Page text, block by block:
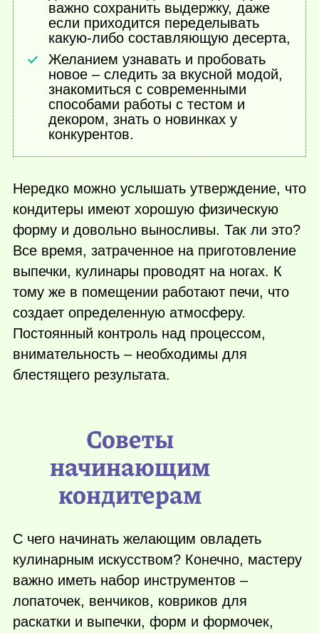
важно сохранить выдержку, даже
если приходится переделывать
какую-либо составляющую десерта,
Желанием узнавать и пробовать
новое – следить за вкусной модой,
знакомиться с современными
способами работы с тестом и
декором, знать о новинках у
конкурентов.
Нередко можно услышать утверждение, что
кондитеры имеют хорошую физическую
форму и довольно выносливы. Так ли это?
Все время, затраченное на приготовление
выпечки, кулинары проводят на ногах. К
тому же в помещении работают печи, что
создает определенную атмосферу.
Постоянный контроль над процессом,
внимательность – необходимы для
блестящего результата.
Советы
начинающим
кондитерам
С чего начинать желающим овладеть
кулинарным искусством? Конечно, мастеру
важно иметь набор инструментов –
лопаточек, венчиков, ковриков для
раскатки и выпечки, форм и формочек,